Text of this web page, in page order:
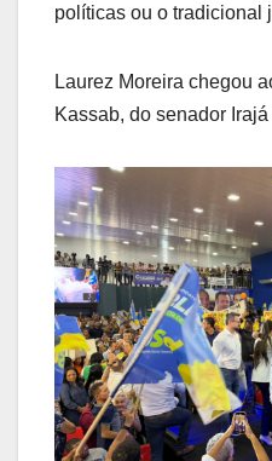
políticas ou o tradicional
Laurez Moreira chegou
Kassab, do senador